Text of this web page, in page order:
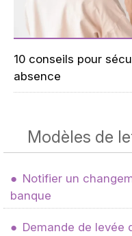
10 conseils pour
absence
Modèles de
Notifier un
banque
Demande de levée